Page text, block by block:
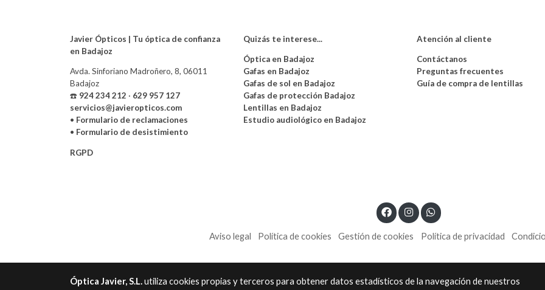
Javier Ópticos | Tu óptica de confianza
en Badajoz
Avda. Sinforiano Madroñero, 8, 06011
Badajoz
☎️ 924 234 212 · 629 957 127
servicios@javieropticos.com
• Formulario de reclamaciones
• Formulario de desistimiento
RGPD
Quizás te interese...
Óptica en Badajoz
Gafas en Badajoz
Gafas de sol en Badajoz
Gafas de protección Badajoz
Lentillas en Badajoz
Estudio audiológico en Badajoz
Atención al cliente
Contáctanos
Preguntas frecuentes
Guía de compra de lentillas
Aviso legal Política de cookies Gestión de cookies Política de privacidad
Óptica Javier, S.L.utiliza cookies propias y terceros para obtener datos estadísticos de la navegación de nuestros